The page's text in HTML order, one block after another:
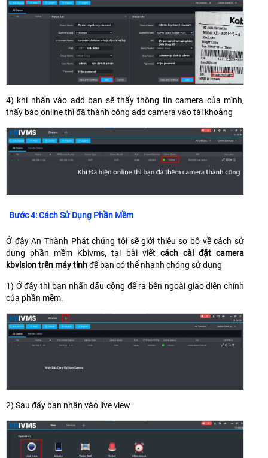
4) khi nhấn vào add bạn sẽ thấy thông tin camera của mình,
thấy báo online thì đã thành công add camera vào tài khoảng
Bước 4: Cách Sử Dụng Phần Mềm
Ở đây An Thành Phát chúng tôi sẽ giới thiệu sơ bộ về cách sử
dụng phần mềm Kbivms, tại bài viết cách cài đặt camera
kbvision trên máy tínhđể bạn có thể nhanh chóng sử dụng
1) Ở đây thì bạn nhấn dấu cộng để ra bên ngoài giao diện chính
của phần mềm.
2) Sau đấy bạn nhận vào live view